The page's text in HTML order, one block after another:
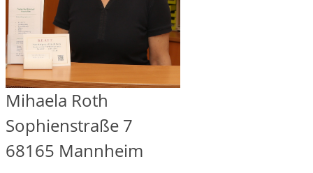
Mihaela Roth
Sophienstraße 7
68165 Mannheim